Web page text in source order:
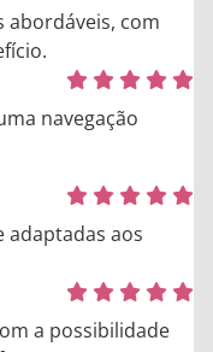
abordáveis, com
navegação
adaptadas aos
a possibilidade